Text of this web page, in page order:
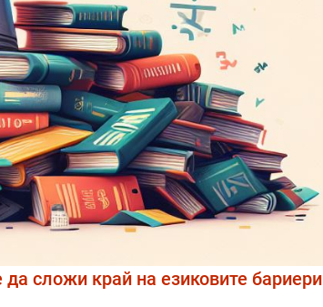
сложи край на езиковите бариери